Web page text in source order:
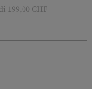
199,00 CHF